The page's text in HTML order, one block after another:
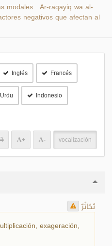
modales Ar-raqayiq wa al-
negativos que afectan al
Inglés Francés
Urdu Indonesio
+ - vocalización
تَكاثُرٌ
exageración,